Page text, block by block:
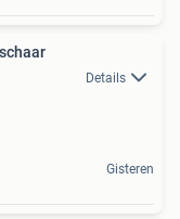
Details
Gisteren